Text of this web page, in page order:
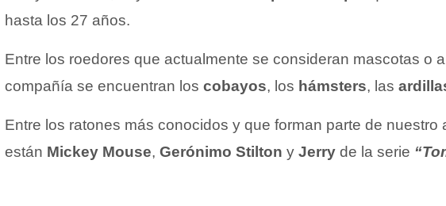
hasta los 27 años.
Entre los roedores que actualmente se consideran mascotas o
compañía se encuentran los cobayos, los hámsters, las
Entre los ratones más conocidos y que forman parte de nuestro
están Mickey Mouse, Gerónimo Stilton y Jerry de la serie